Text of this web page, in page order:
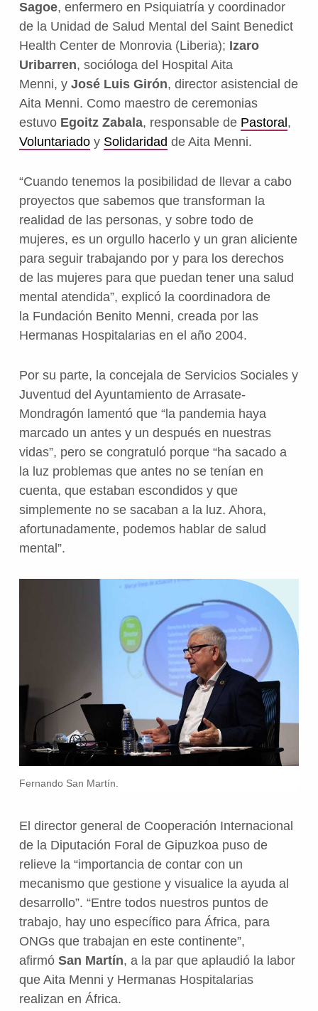
Sagoe, enfermero en Psiquiatría y coordinador
de la Unidad de Salud Mental del Saint Benedict
Health Center de Monrovia (Liberia); Izaro
Uribarren, socióloga del Hospital Aita
Menni, y José Luis Girón, director asistencial de
Aita Menni. Como maestro de ceremonias
estuvo Egoitz Zabala, responsable de Pastoral ,
Voluntariadoy Solidaridad de Aita Menni.
“Cuando tenemos la posibilidad de llevar a cabo
proyectos que sabemos que transforman la
realidad de las personas, y sobre todo de
mujeres, es un orgullo hacerlo y un gran aliciente
para seguir trabajando por y para los derechos
de las mujeres para que puedan tener una salud
mental atendida”, explicó la coordinadora de
la Fundación Benito Menni, creada por las
Hermanas Hospitalarias en el año 2004.
Por su parte, la concejala de Servicios Sociales y
Juventud del Ayuntamiento de Arrasate-
Mondragón lamentó que “la pandemia haya
marcado un antes y un después en nuestras
vidas”, pero se congratuló porque “ha sacado a
la luz problemas que antes no se tenían en
cuenta, que estaban escondidos y que
simplemente no se sacaban a la luz. Ahora,
afortunadamente, podemos hablar de salud
mental”.
Fernando San Martín.
El director general de Cooperación Internacional
de la Diputación Foral de Gipuzkoa puso de
relieve la “importancia de contar con un
mecanismo que gestione y visualice la ayuda al
desarrollo”. “Entre todos nuestros puntos de
trabajo, hay uno específico para África, para
ONGs que trabajan en este continente”,
afirmó San Martín, a la par que aplaudió la labor
que Aita Menni y Hermanas Hospitalarias
realizan en África.